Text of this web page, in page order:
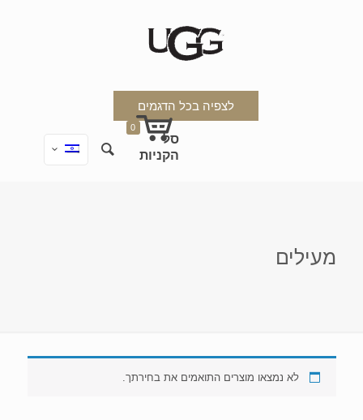
לצפיה בכל הדגמים
0
מעילים
לא נמצאו מוצרים התואמים את בחירתך.